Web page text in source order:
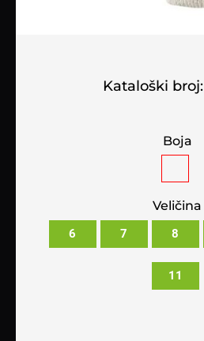
Kataloški broj:
Boja
Veličina
6 7 8
11